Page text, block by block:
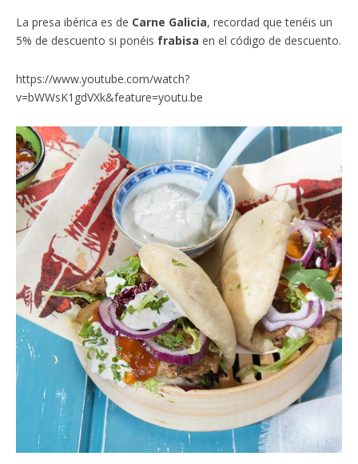
La presa ibérica es de Carne Galicia, recordad que tenéis un
5% de descuento si ponéis frabisa en el código de descuento.
https://www.youtube.com/watch?
v=bWWsK1gdVXk&feature=youtu.be